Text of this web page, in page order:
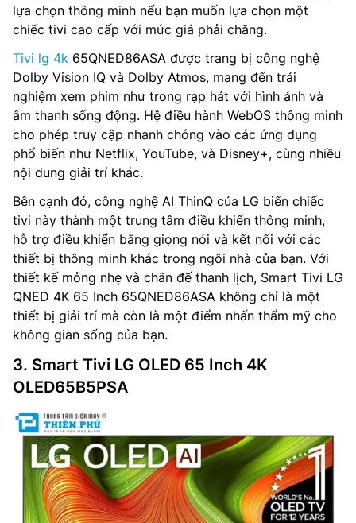
lựa chọn thông minh nếu bạn muốn lựa chọn một
chiếc tivi cao cấp với mức giá phải chăng.
Tivi lg 4k 65QNED86ASA được trang bị công nghệ
Dolby Vision IQ và Dolby Atmos, mang đến trải
nghiệm xem phim như trong rạp hát với hình ảnh và
âm thanh sống động. Hệ điều hành WebOS thông minh
cho phép truy cập nhanh chóng vào các ứng dụng
phổ biến như Netflix, YouTube, và Disney+, cùng nhiều
nội dung giải trí khác.
Bên cạnh đó, công nghệ AI ThinQ của LG biến chiếc
tivi này thành một trung tâm điều khiển thông minh,
hỗ trợ điều khiển bằng giọng nói và kết nối với các
thiết bị thông minh khác trong ngôi nhà của bạn. Với
thiết kế mỏng nhẹ và chân đế thanh lịch, Smart Tivi LG
QNED 4K 65 Inch 65QNED86ASA không chỉ là một
thiết bị giải trí mà còn là một điểm nhấn thẩm mỹ cho
không gian sống của bạn.
3. Smart Tivi LG OLED 65 Inch 4K
OLED65B5PSA